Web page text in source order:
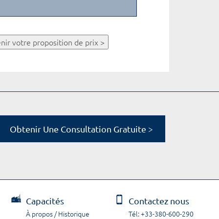
votre proposition de prix >
Obtenir Une Consultation Gratuite >
Capacités
À propos / Historique
Contactez nous
Tél: +33-380-600-290